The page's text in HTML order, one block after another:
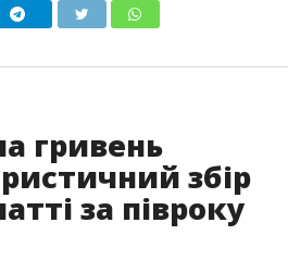
гривень
збір
за півроку